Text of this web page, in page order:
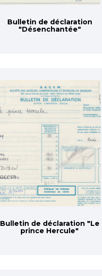
Bulletin de déclaration
"Désenchantée"
Bulletin de déclaration "Le
prince Hercule"